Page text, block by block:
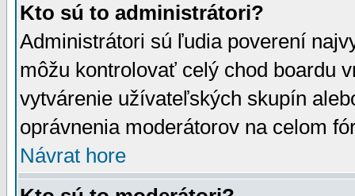
Kto sú to administrátori?
Administrátori sú ľudia poverení
môžu kontrolovať celý chod boardu
vytvárenie užívateľských skupín
oprávnenia moderátorov na celom
Návrat hore